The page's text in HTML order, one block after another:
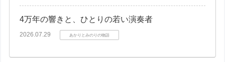
4万年の響きと、ひとりの若い演奏者
2026.07.29 あかりとみのりの物語